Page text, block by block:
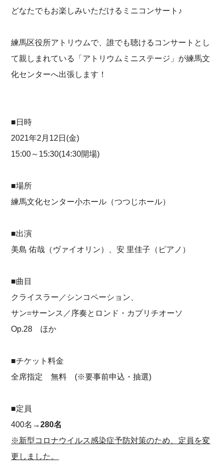
どなたでもお楽しみいただけるミニコンサート♪
練馬区役所アトリウムで、誰でも聴けるコンサートとし
て親しまれている「アトリウムミニステージ」が練馬文
化センターへ出張します！
■日時
2021年2月12日(金)
15:00～15:30(14:30開場)
■場所
練馬文化センター小ホール（つつじホール）
■出演
美島 佑哉（ヴァイオリン）、安 里佳子（ピアノ）
■曲目
クライスラー／シンコペーション、
サン=サーンス／序奏とロンド・カプリチオーソ
Op.28 ほか
■チケット料金
全席指定 無料 (※要事前申込・抽選)
■定員
400名→280名
※新型コロナウイルス感染症予防対策のため、定員を変
更しました。